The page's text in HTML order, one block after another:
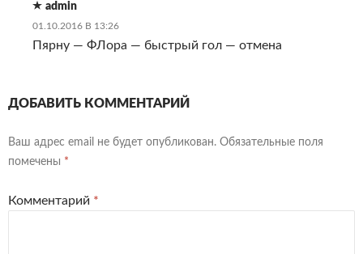
admin
01.10.2016 В 13:26
Пярну — ФЛора — быстрый гол — отмена
ДОБАВИТЬ КОММЕНТАРИЙ
Ваш адрес email не будет опубликован. Обязательные поля
помечены *
Комментарий *